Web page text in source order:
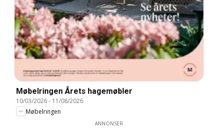
Møbelringen Årets hagemøbler
10/03/2026- 11/08/2026
Møbelringen
ANNONSER